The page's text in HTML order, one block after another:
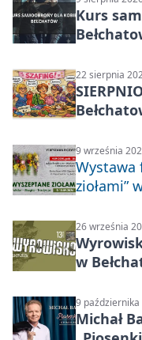
Kurs
22 sierpnia
9 września
Wystawa
ziołami”
26 września
w
9
Michał